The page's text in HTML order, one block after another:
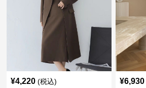
¥4,220 (税込) ¥6,930